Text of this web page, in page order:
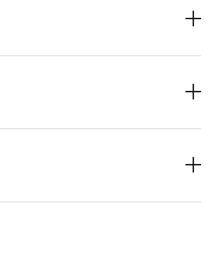
kullanabilirsiniz.